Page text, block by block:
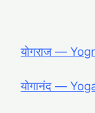
योगराज ―
योगानंद ―